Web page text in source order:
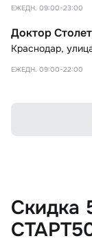
ЕЖЕДН. 09:00-23:00
Доктор
Краснодар,
ЕЖЕДН. 09:00-22:00
Скидка